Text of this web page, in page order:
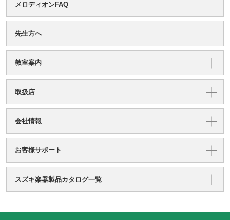
メロディオンFAQ
先生方へ
教室案内
取扱店
会社情報
お客様サポート
スズキ楽器製品カタログ一覧